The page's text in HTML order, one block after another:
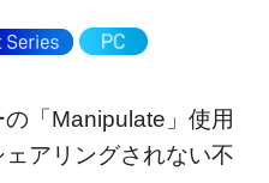
の「Manipulate」使用
アリングされない不